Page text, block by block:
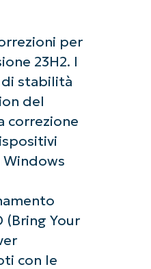
per
23H2. I
stabilità
del
correzione
(Bring Your
con le
dall'AI di
completo a tutte le